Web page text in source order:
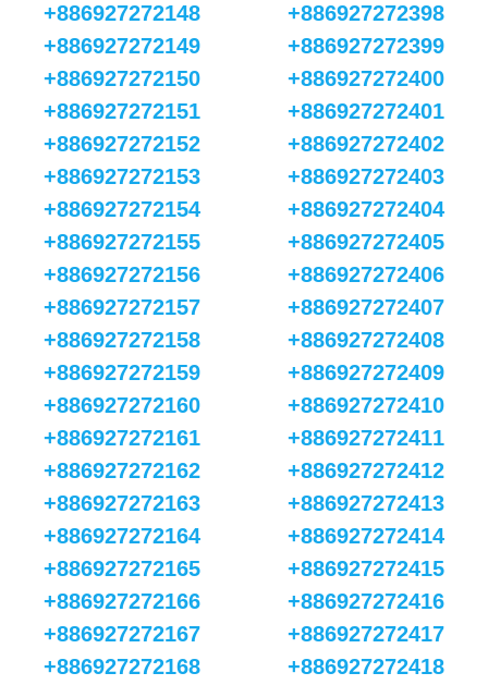
+886927272148
+886927272149
+886927272150
+886927272151
+886927272152
+886927272153
+886927272154
+886927272155
+886927272156
+886927272157
+886927272158
+886927272159
+886927272160
+886927272161
+886927272162
+886927272163
+886927272164
+886927272165
+886927272166
+886927272167
+886927272168
+886927272398
+886927272399
+886927272400
+886927272401
+886927272402
+886927272403
+886927272404
+886927272405
+886927272406
+886927272407
+886927272408
+886927272409
+886927272410
+886927272411
+886927272412
+886927272413
+886927272414
+886927272415
+886927272416
+886927272417
+886927272418